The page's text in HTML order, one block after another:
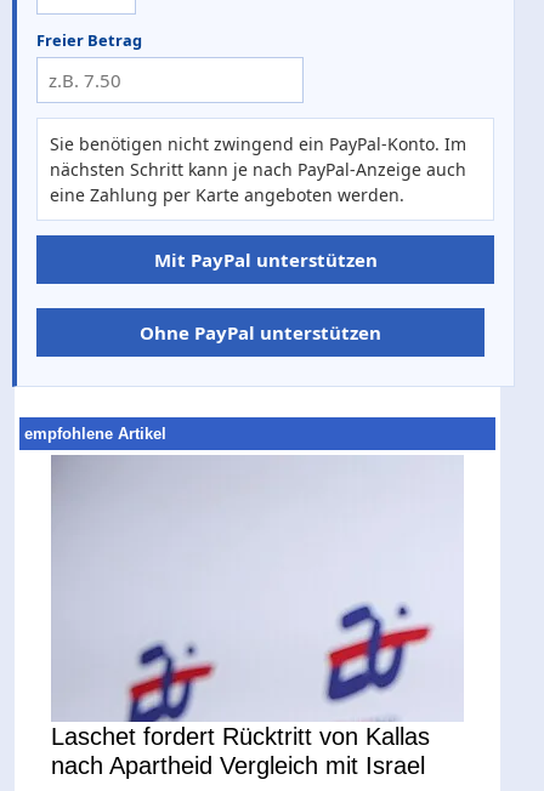
Freier Betrag
Sie benötigen nicht zwingend ein PayPal-Konto. Im
nächsten Schritt kann je nach PayPal-Anzeige auch
eine Zahlung per Karte angeboten werden.
Mit PayPal unterstützen
Ohne PayPal unterstützen
empfohlene Artikel
Laschet fordert Rücktritt von Kallas
nach Apartheid Vergleich mit Israel